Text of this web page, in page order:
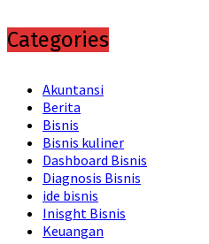
Categories
Akuntansi
Berita
Bisnis
Bisnis kuliner
Dashboard Bisnis
Diagnosis Bisnis
ide bisnis
Inisght Bisnis
Keuangan